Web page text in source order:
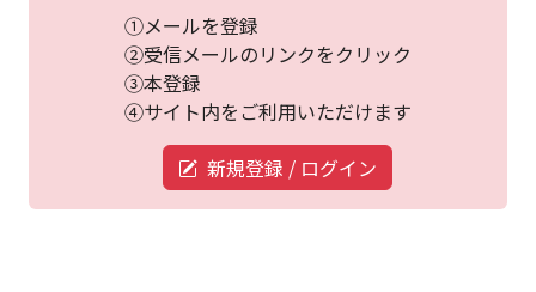
①メールを登録
②受信メールのリンクをクリック
③本登録
④サイト内をご利用いただけます
新規登録 / ログイン